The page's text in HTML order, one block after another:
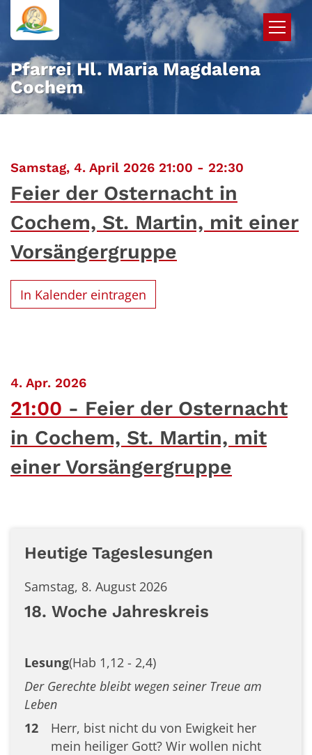
Zum Inhalt springen
Pfarrei Hl. Maria Magdalena
Cochem
Samstag, 4. April 2026 21:00 - 22:30
Feier der Osternacht in
Cochem, St. Martin, mit einer
Vorsängergruppe
In Kalender eintragen
4. Apr. 2026:
21:00
Feier der Osternacht
in Cochem, St. Martin, mit
einer Vorsängergruppe
Heutige Tageslesungen
Samstag, 8. August 2026
18. Woche Jahreskreis
Lesung(Hab 1,12 - 2,4)
Der Gerechte bleibt wegen seiner Treue am
Leben
12
Herr, bist nicht du von Ewigkeit her
mein heiliger Gott? Wir wollen nicht